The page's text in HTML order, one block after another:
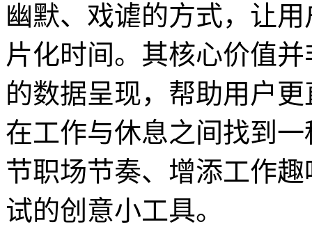
幽默、戏谑的方式，让
片化时间。其核心价值
的数据呈现，帮助用户
在工作与休息之间找到
节职场节奏、增添工作
试的创意小工具。